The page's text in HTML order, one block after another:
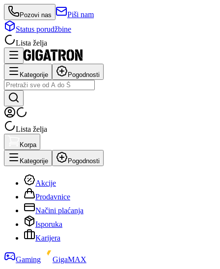
Pozovi nas
Piši nam
Status porudžbine
Lista želja
Kategorije Pogodnosti
Lista želja
Korpa
Kategorije Pogodnosti
Akcije
Prodavnice
Načini plaćanja
Isporuka
Karijera
Gaming
GigaMAX